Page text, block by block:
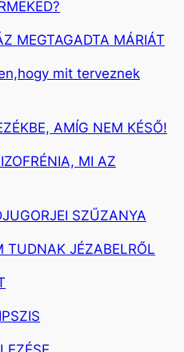
MEGTAGADTA MÁRIÁT
mit terveznek
AMÍG NEM KÉSŐ!
MI AZ
SZŰZANYA
TUDNAK JÉZABELRŐL